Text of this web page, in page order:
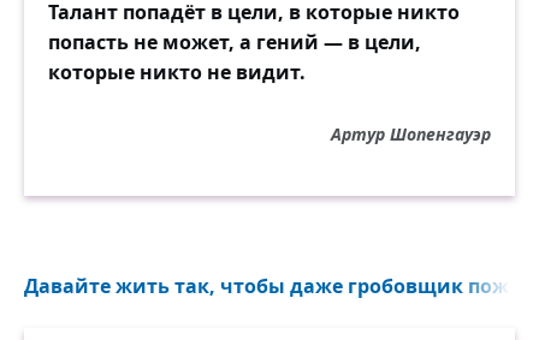
Талант попадёт в цели, в которые никто
попасть не может, а гений — в цели,
которые никто не видит.
Артур Шопенгауэр
Давайте жить так, чтобы даже гробовщик